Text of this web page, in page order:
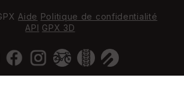
Aide Politique de confidentialité
API GPX 3D